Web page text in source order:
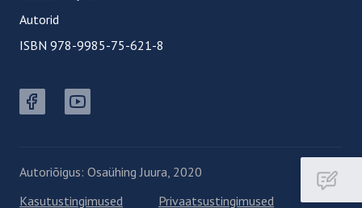
Autorid
ISBN 978-9985-75-621-8
Facebook buttonYoutube button
Autoriõigus: Osaühing Juura, 2020
Kasutustingimused
Privaatsustingimused